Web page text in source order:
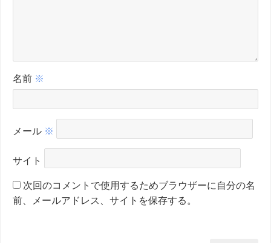
名前 ※
メール ※
サイト
次回のコメントで使用するためブラウザーに自分の名
前、メールアドレス、サイトを保存する。